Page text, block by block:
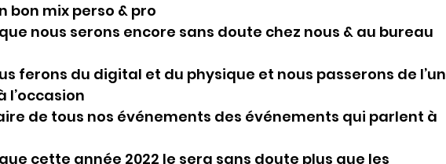
bon mix perso & pro
nous serons encore sans doute chez nous & au bureau
ferons du digital et du physique et nous passerons de l’un
l’occasion
de tous nos événements des événements qui parlent à
cette année 2022 le sera sans doute plus que les